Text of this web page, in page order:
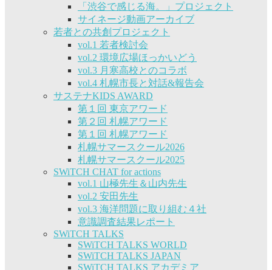
「渋谷で感じる海。」プロジェクト
サイネージ動画アーカイブ
若者との共創プロジェクト
vol.1 若者検討会
vol.2 環境広場ほっかいどう
vol.3 月寒高校とのコラボ
vol.4 札幌市長と対話&報告会
サステナKIDS AWARD
第１回 東京アワード
第２回 札幌アワード
第１回 札幌アワード
札幌サマースクール2026
札幌サマースクール2025
SWiTCH CHAT for actions
vol.1 山極先生＆山内先生
vol.2 安田先生
vol.3 海洋問題に取り組む４社
意識調査結果レポート
SWiTCH TALKS
SWiTCH TALKS WORLD
SWiTCH TALKS JAPAN
SWiTCH TALKS アカデミア